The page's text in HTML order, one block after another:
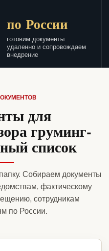
по России
готовим документы
удаленно и сопровождаем
внедрение
для
груминг-
список
Собираем документы
фактическому
сотрудникам
по России.